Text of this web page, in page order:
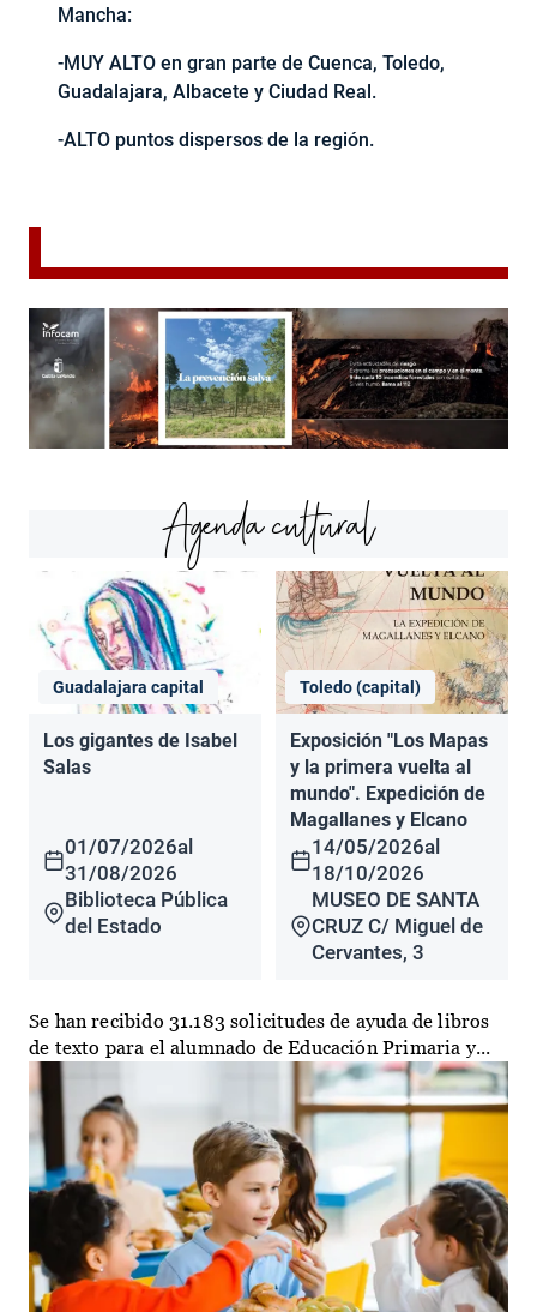
Mancha:
-MUY ALTO en gran parte de Cuenca, Toledo,
Guadalajara, Albacete y Ciudad Real.
-ALTO puntos dispersos de la región.
Agenda cultural
Guadalajara capital
Los gigantes de Isabel
Salas
01/07/2026al
31/08/2026
Biblioteca Pública
del Estado
Toledo (capital)
Exposición "Los Mapas
y la primera vuelta al
mundo". Expedición de
Magallanes y Elcano
14/05/2026al
18/10/2026
MUSEO DE SANTA
CRUZ C/ Miguel de
Cervantes, 3
Se han recibido 31.183 solicitudes de ayuda de libros
de texto para el alumnado de Educación Primaria y...